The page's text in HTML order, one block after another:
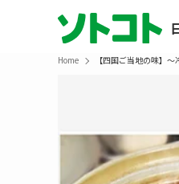
Home 【四国ご当地の味】